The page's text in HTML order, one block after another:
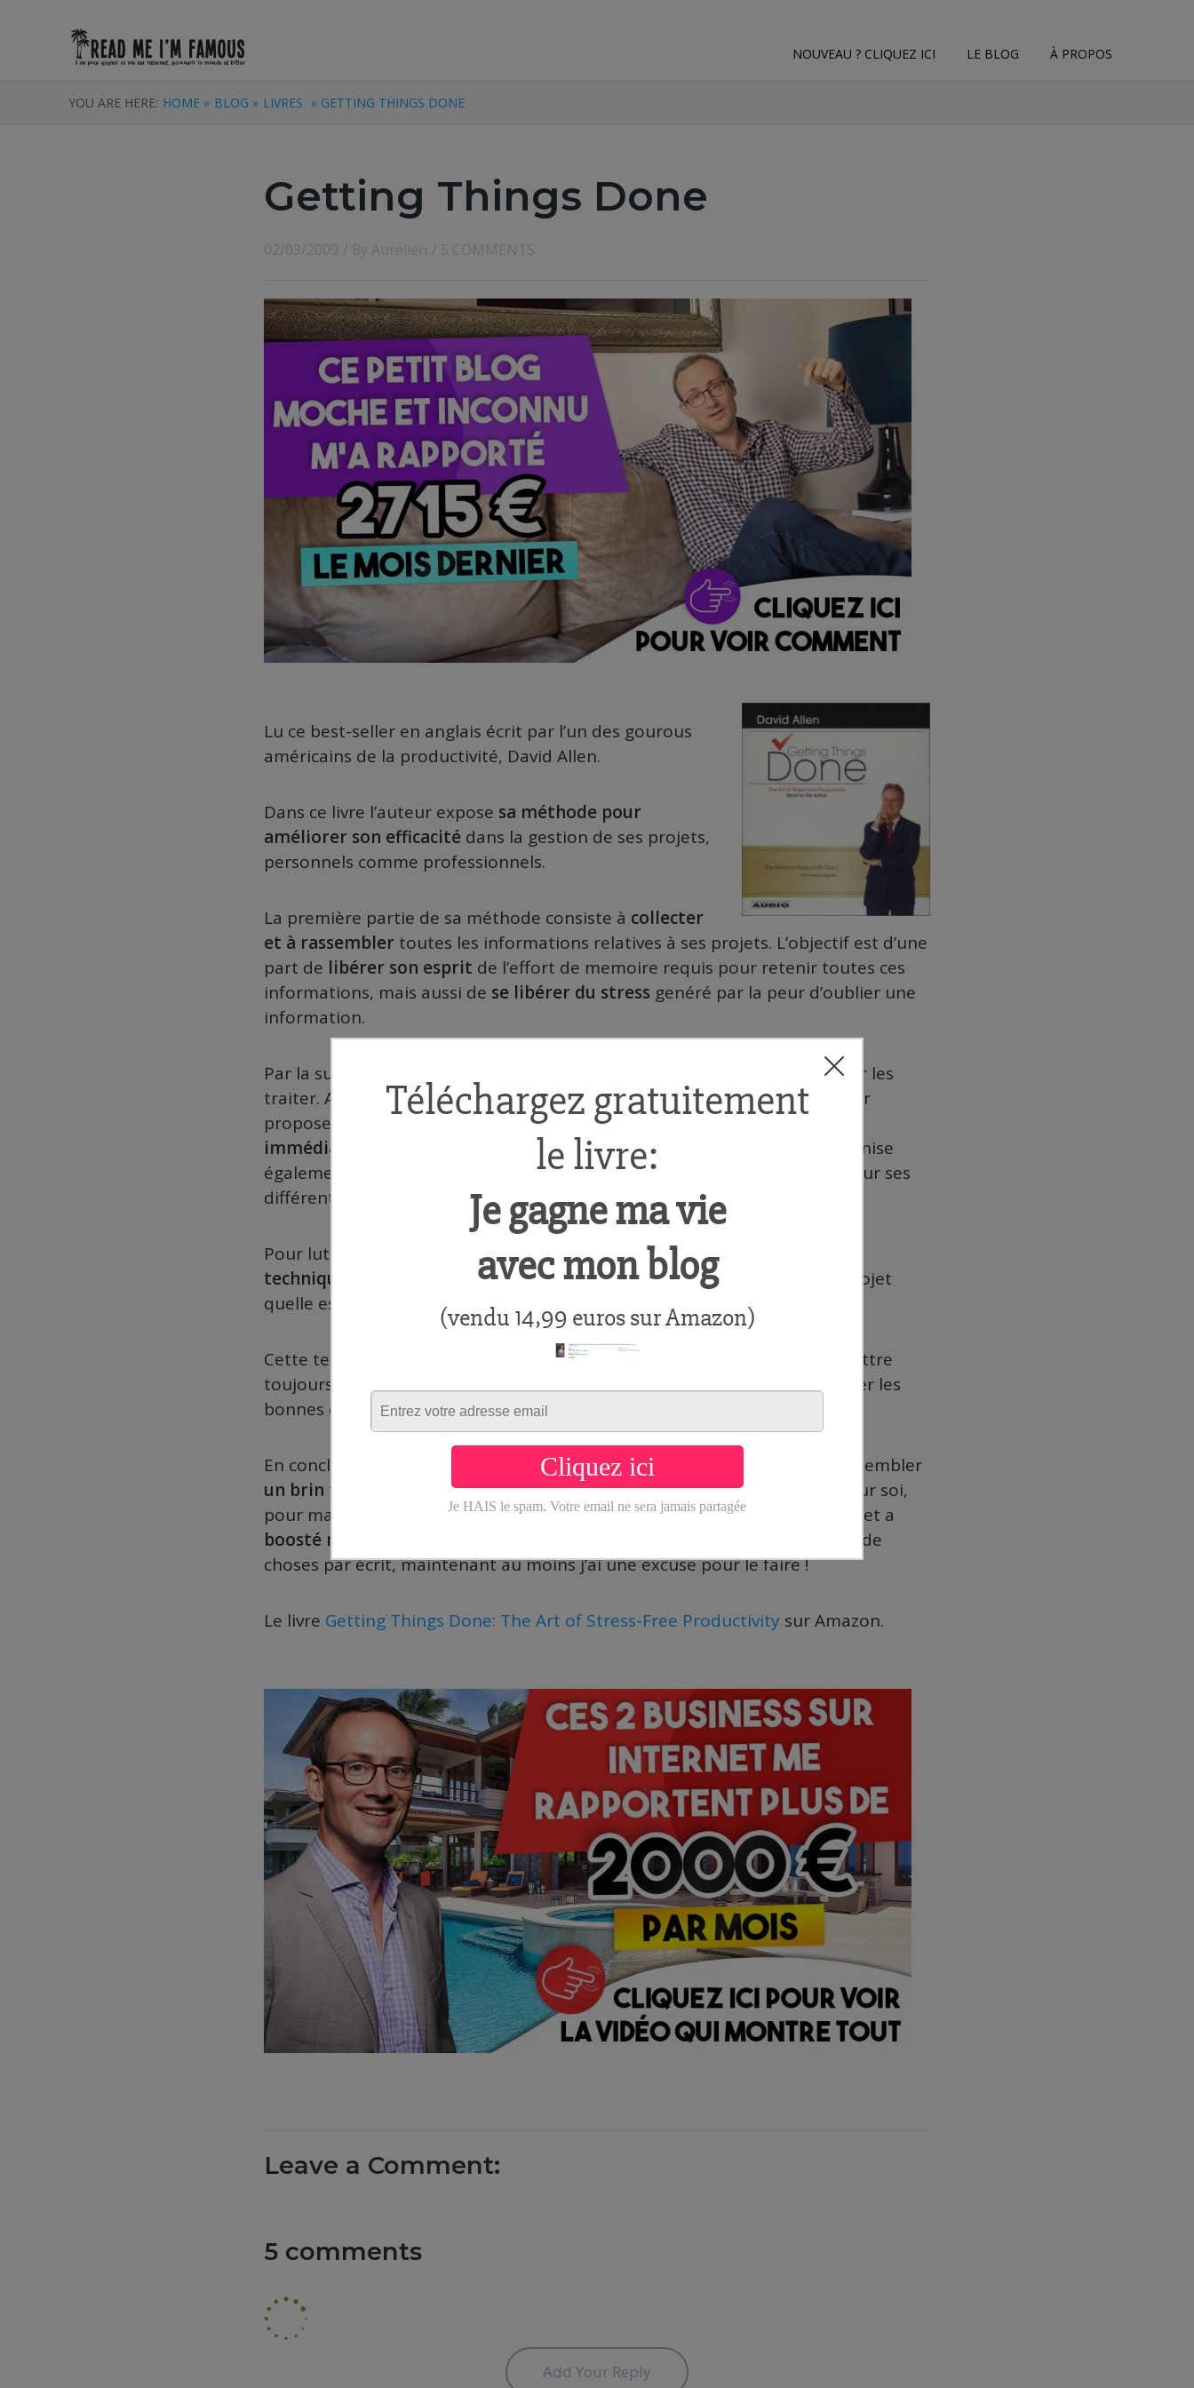
NOUVEAU ? CLIQUEZ ICI LE BLOG À PROPOS
YOU ARE HERE: HOME » BLOG » LIVRES » GETTING THINGS DONE
Getting Things Done
02/03/2009 / By Aurelien / 5 COMMENTS
Lu ce best-seller en anglais écrit par l’un des gourous
américains de la productivité, David Allen.
Dans ce livre l’auteur expose sa méthode pour
améliorer son efficacité dans la gestion de ses projets,
personnels comme professionnels.
La première partie de sa méthode consiste à collecter
et à rassembler toutes les informations relatives à ses projets. L’objectif est d’une
part de libérer son esprit de l’effort de memoire requis pour retenir toutes ces
informations, mais aussi de se libérer du stress genéré par la peur d’oublier une
information.
Par la suite on a la possibilité de revenir à ces informations afin de pouvoir les
traiter. Au niveau de l’exécution du traitement de ces informations l’auteur
propose quelques trucs pour s’organiser, ainsi il préconise de
immédiatement
toute tâche nécessitant moins de deux minutes. Il préconise
également de
prendre du recul une fois par semaine
pour faire le point sur ses
différents projets.
Pour lutter contre les projets au point mort David Allen recommande
technique du next step »
, celle-ci consiste à se demander pour chaque projet
quelle est la prochaine action á mettre en oeuvre pour le faire avancer.
Cette technique permet de combattre la procrastination
(le fait de remettre
toujours à plus tard l’exécution d’une tâche), mais permet aussi de se poser les
bonnes questions nécessaires à l’avancement du projet.
En conclusion, j’ai trouvé que l’application de sa méthode à la lettre peut sembler
un brin fastidieuse
, après c’est à chacun de prendre ce qui fonctionne pour soi,
pour ma part ce livre m’aaidé à m’organiser dans mes différents projets
et a
boosté ma productivité
, bon j’avais déja l’habitude de coucher beaucoup de
choses par écrit, maintenant au moins j’ai une excuse pour le faire !
Le livre Getting Things Done: The Art of Stress-Free Productivity sur Amazon.
Leave a Comment:
5 comments
Add Your Reply